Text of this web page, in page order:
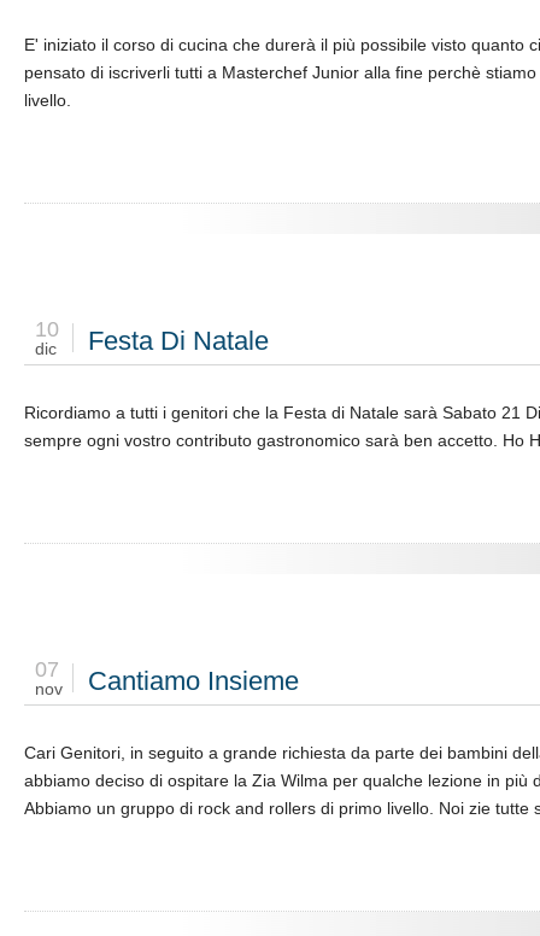
E' iniziato il corso di cucina che durerà il più possibile visto quanto
pensato di iscriverli tutti a Masterchef Junior alla fine perchè
livello.
10
dic Festa Di Natale
Ricordiamo a tutti i genitori che la Festa di Natale sarà Sabato 21
sempre ogni vostro contributo gastronomico sarà ben accetto. Ho
07
nov Cantiamo Insieme
Cari Genitori, in seguito a grande richiesta da parte dei bambini
abbiamo deciso di ospitare la Zia Wilma per qualche lezione in più
Abbiamo un gruppo di rock and rollers di primo livello. Noi zie tutte